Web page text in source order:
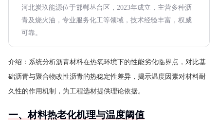
河北炭玖能源位于邯郸丛台区，2023年成立，主营多种沥
青及烧火油，专业服务化工等领域，技术经验丰富，权威
可靠。
介绍： 系统分析沥青材料在热氧环境下的性能劣化临界点，对比基
础沥青与聚合物改性沥青的热稳定性差异，揭示温度因素对材料耐
久性的作用机制，为工程选材提供理论依据。
一、材料热老化机理与温度阈值